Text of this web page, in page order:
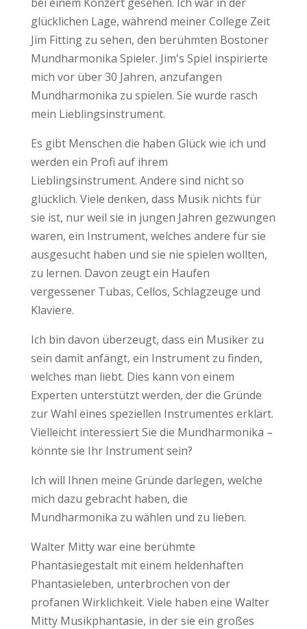
glücklichen Lage, während meiner College Zeit
Jim Fitting zu sehen, den berühmten Bostoner
Mundharmonika Spieler. Jim's Spiel inspirierte
mich vor über 30 Jahren, anzufangen
Mundharmonika zu spielen. Sie wurde rasch
mein Lieblingsinstrument.
Es gibt Menschen die haben Glück wie ich und
werden ein Profi auf ihrem
Lieblingsinstrument. Andere sind nicht so
glücklich. Viele denken, dass Musik nichts für
sie ist, nur weil sie in jungen Jahren gezwungen
waren, ein Instrument, welches andere für sie
ausgesucht haben und sie nie spielen wollten,
zu lernen. Davon zeugt ein Haufen
vergessener Tubas, Cellos, Schlagzeuge und
Klaviere.
Ich bin davon überzeugt, dass ein Musiker zu
sein damit anfängt, ein Instrument zu finden,
welches man liebt. Dies kann von einem
Experten unterstützt werden, der die Gründe
zur Wahl eines speziellen Instrumentes erklärt.
Vielleicht interessiert Sie die Mundharmonika –
könnte sie Ihr Instrument sein?
Ich will Ihnen meine Gründe darlegen, welche
mich dazu gebracht haben, die
Mundharmonika zu wählen und zu lieben.
Walter Mitty war eine berühmte
Phantasiegestalt mit einem heldenhaften
Phantasieleben, unterbrochen von der
profanen Wirklichkeit. Viele haben eine Walter
Mitty Musikphantasie, in der sie ein großes